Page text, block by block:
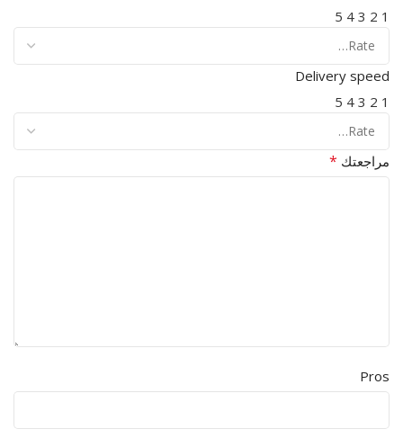
1
2
3
4
5
Delivery speed
1
2
3
4
5
مراجعتك *
Pros